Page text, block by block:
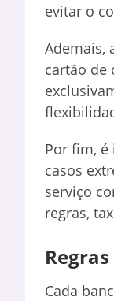
evitar o
Ademais,
cartão de
Por fim,
casos
serviço
regras,
Cada